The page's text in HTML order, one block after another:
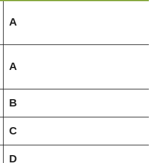
A
A
B
C
D